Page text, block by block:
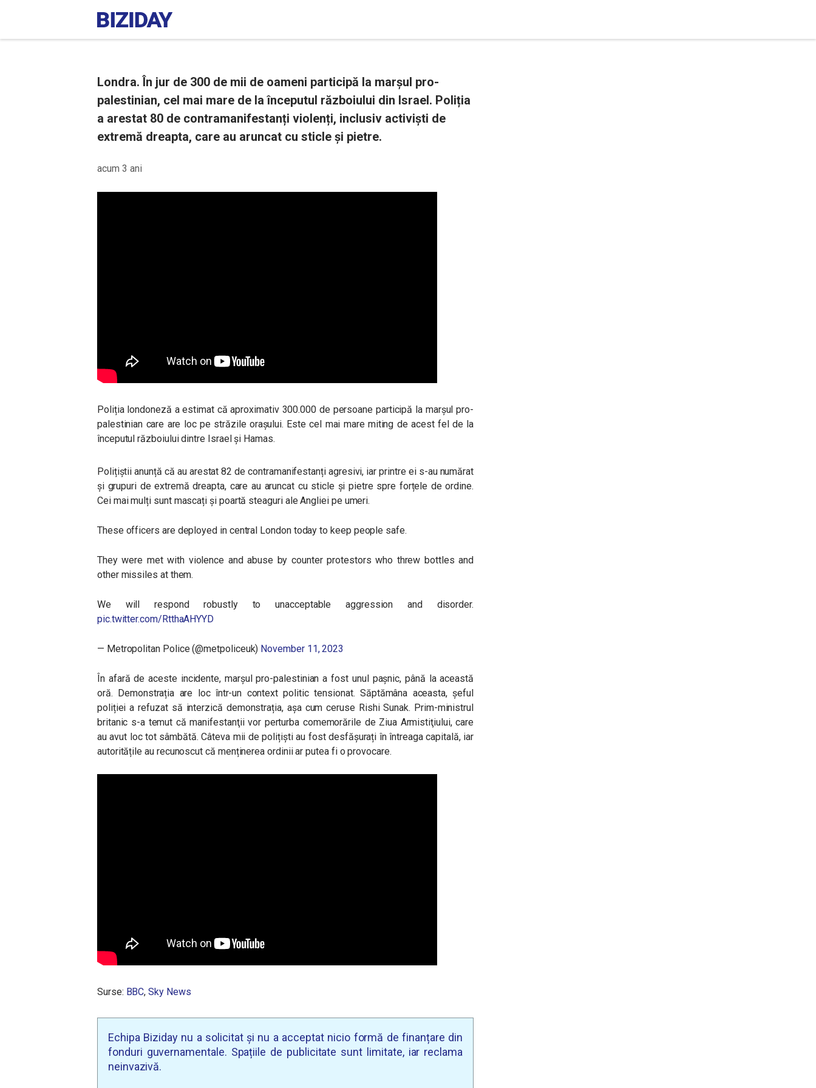
Londra. În jur de 300 de mii de oameni participă la marșul pro-
palestinian, cel mai mare de la începutul războiului din Israel. Poliția
a arestat 80 de contramanifestanți violenți, inclusiv activiști de
extremă dreapta, care au aruncat cu sticle și pietre.
acum 3 ani
Poliția londoneză a estimat că aproximativ 300.000 de persoane participă la marșul pro-
palestinian care are loc pe străzile orașului. Este cel mai mare miting de acest fel de la
începutul războiului dintre Israel și Hamas.
Polițiștii anunță că au arestat 82 de contramanifestanți agresivi, iar printre ei s-au numărat
și grupuri de extremă dreapta, care au aruncat cu sticle și pietre spre forțele de ordine.
Cei mai mulți sunt mascați și poartă steaguri ale Angliei pe umeri.
These officers are deployed in central London today to keep people safe.
They were met with violence and abuse by counter protestors who threw bottles and
other missiles at them.
We will respond robustly to unacceptable aggression and disorder.
pic.twitter.com/RtthaAHYYD
— Metropolitan Police (@metpoliceuk) November 11, 2023
În afară de aceste incidente, marșul pro-palestinian a fost unul pașnic, până la această
oră. Demonstrația are loc într-un context politic tensionat. Săptămâna aceasta, șeful
poliției a refuzat să interzică demonstrația, așa cum ceruse Rishi Sunak. Prim-ministrul
britanic s-a temut cămanifestanţii vor perturba comemorările de Ziua Armistiţiului, care
au avut loc tot sâmbătă. Câteva mii de polițiști au fost desfășurați în întreaga capitală, iar
autoritățile au recunoscut că menținerea ordinii ar putea fi o provocare.
Surse: BBC,Sky News
Echipa Biziday nu a solicitat și nu a acceptat nicio formă de finanțare din
fonduri guvernamentale. Spațiile de publicitate sunt limitate, iar reclama
neinvazivă.